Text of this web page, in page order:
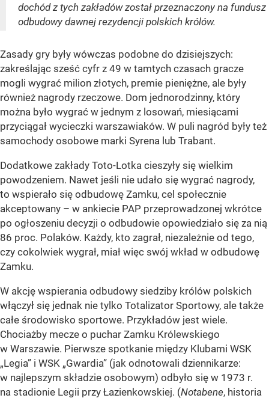
dochód z tych zakładów został przeznaczony na fundusz
odbudowy dawnej rezydencji polskich królów.
Zasady gry były wówczas podobne do dzisiejszych:
zakreślając sześć cyfr z 49 w tamtych czasach gracze
mogli wygrać milion złotych, premie pieniężne, ale były
również nagrody rzeczowe. Dom jednorodzinny, który
można było wygrać w jednym z losowań, miesiącami
przyciągał wycieczki warszawiaków. W puli nagród były też
samochody osobowe marki Syrena lub Trabant.
Dodatkowe zakłady Toto-Lotka cieszyły się wielkim
powodzeniem. Nawet jeśli nie udało się wygrać nagrody,
to wspierało się odbudowę Zamku, cel społecznie
akceptowany – w ankiecie PAP przeprowadzonej wkrótce
po ogłoszeniu decyzji o odbudowie opowiedziało się za nią
86 proc. Polaków. Każdy, kto zagrał, niezależnie od tego,
czy cokolwiek wygrał, miał więc swój wkład w odbudowę
Zamku.
W akcję wspierania odbudowy siedziby królów polskich
włączył się jednak nie tylko Totalizator Sportowy, ale także
całe środowisko sportowe. Przykładów jest wiele.
Chociażby mecze o puchar Zamku Królewskiego
w Warszawie. Pierwsze spotkanie między Klubami WSK
„Legia” i WSK „Gwardia” (jak odnotowali dziennikarze:
w najlepszym składzie osobowym) odbyło się w 1973 r.
na stadionie Legii przy Łazienkowskiej. (Notabene, historia